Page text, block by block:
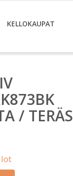
KELLOKAUPAT
/ TERÄS